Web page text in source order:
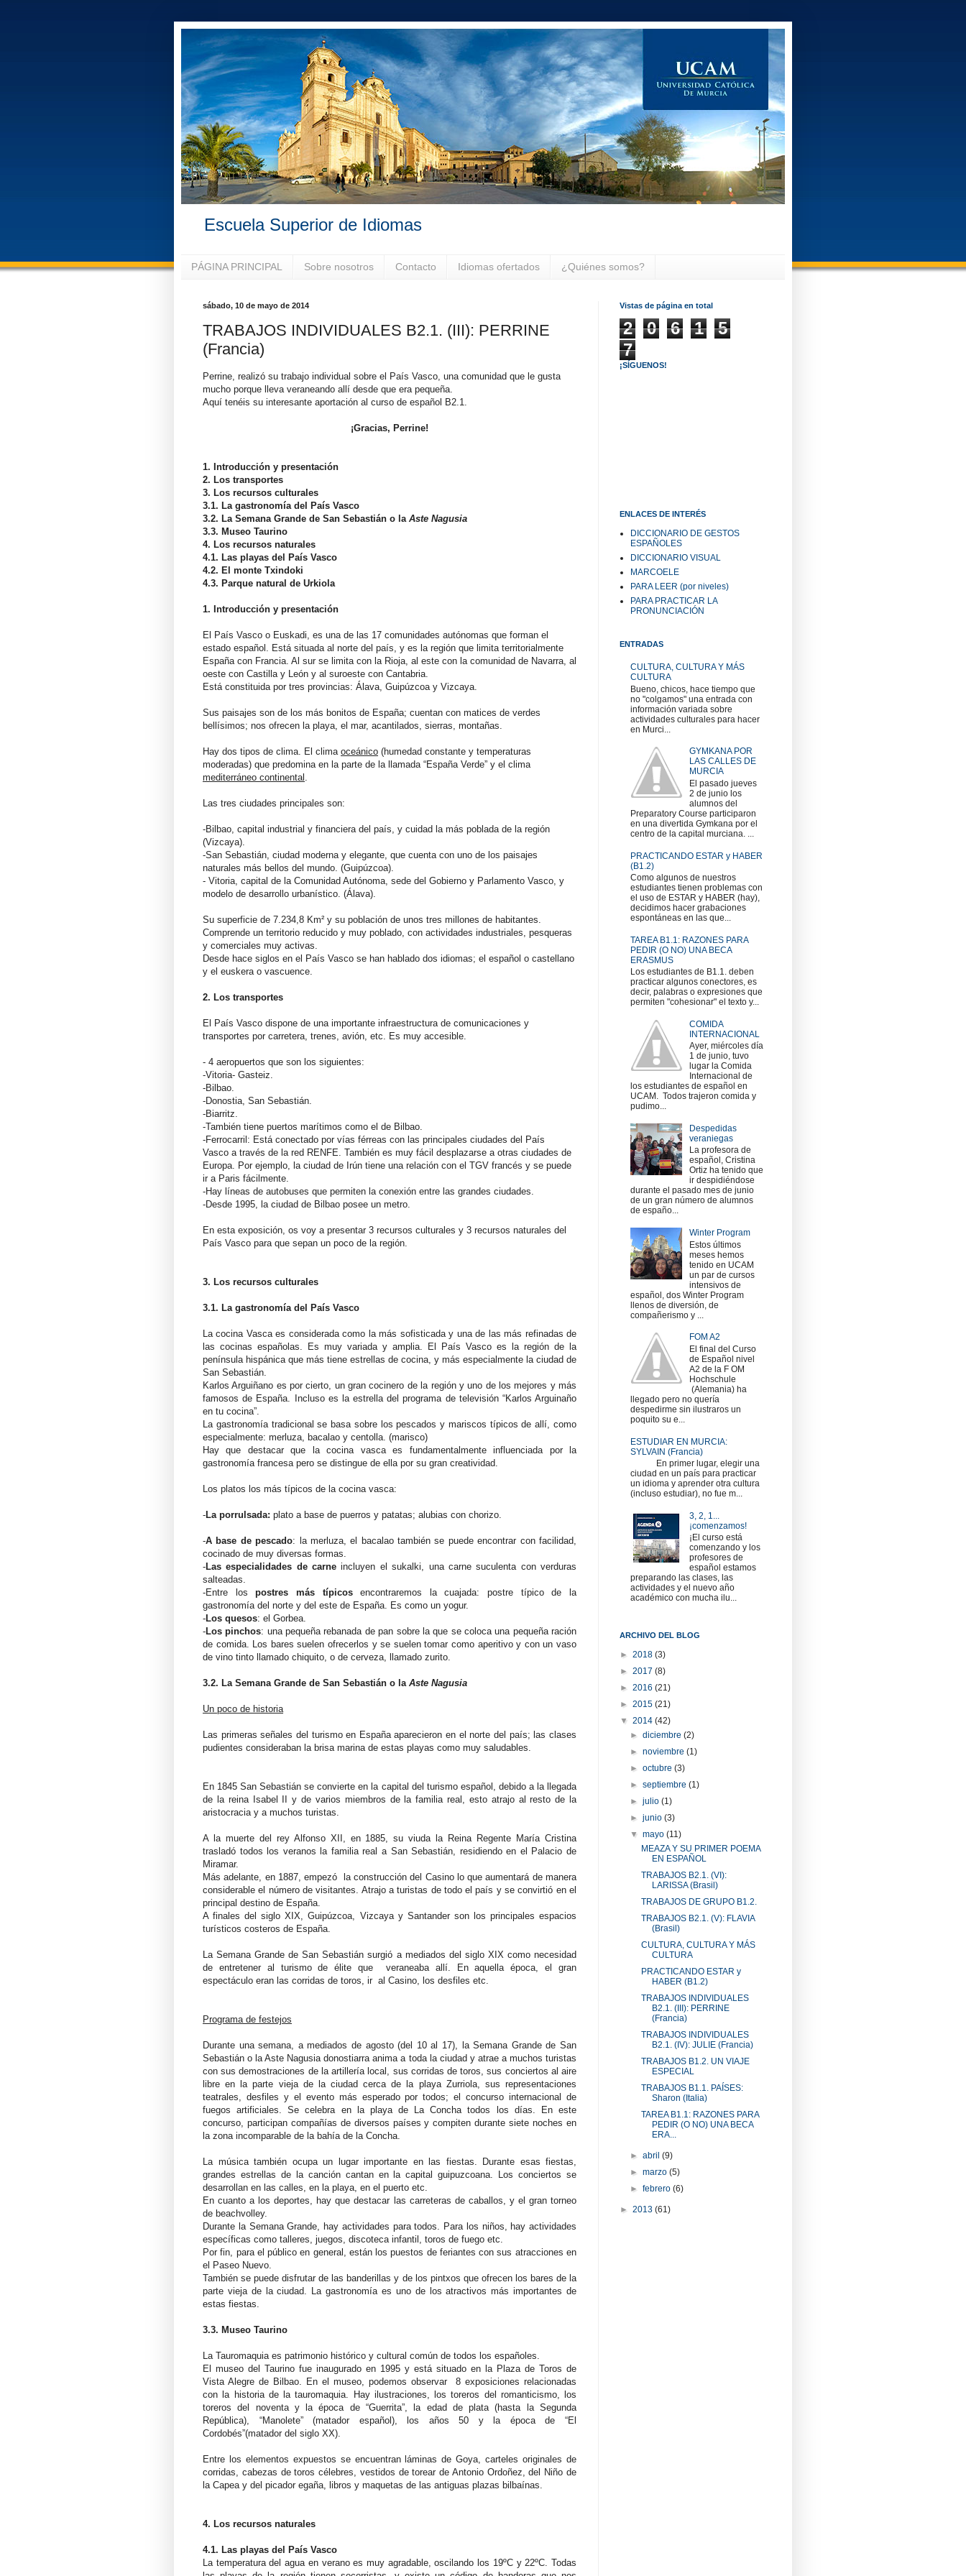
Escuela Superior de Idiomas
PÁGINA PRINCIPAL Sobre nosotros Contacto Idiomas ofertados ¿Quiénes somos?
sábado, 10 de mayo de 2014
TRABAJOS INDIVIDUALES B2.1. (III): PERRINE
(Francia)
Perrine, realizó su trabajo individual sobre el País Vasco, una comunidad que le gusta
mucho porque lleva veraneando allí desde que era pequeña.
Aquí tenéis su interesante aportación al curso de español B2.1.
¡Gracias, Perrine!
1. Introducción y presentación
2. Los transportes
3. Los recursos culturales
3.1. La gastronomía del País Vasco
3.2. La Semana Grande de San Sebastián o laAste Nagusia
3.3. Museo Taurino
4. Los recursos naturales
4.1. Las playas del País Vasco
4.2. El monte Txindoki
4.3. Parque natural de Urkiola
1. Introducción y presentación
El País Vasco o Euskadi, es una de las 17 comunidades autónomas que forman el
estado español. Está situada al norte del país, y es la región que limita territorialmente
España con Francia. Al sur se limita con la Rioja, al este con la comunidad de Navarra, al
oeste con Castilla y León y al suroeste con Cantabria.
Está constituida por tres provincias: Álava, Guipúzcoa y Vizcaya.
Sus paisajes son de los más bonitos de España; cuentan con matices de verdes
bellísimos; nos ofrecen la playa, el mar, acantilados, sierras, montañas.
Hay dos tipos de clima. El clima oceánico (humedad constante y temperaturas
moderadas) que predomina en la parte de la llamada “España Verde” y el clima
mediterráneo continental .
Las tres ciudades principales son:
-Bilbao, capital industrial y financiera del país, y cuidad la más poblada de la región
(Vizcaya).
-San Sebastián, ciudad moderna y elegante, que cuenta con uno de los paisajes
naturales más bellos del mundo. (Guipúzcoa).
- Vitoria, capital de la Comunidad Autónoma, sede del Gobierno y Parlamento Vasco, y
modelo de desarrollo urbanístico. (Álava).
Su superficie de 7.234,8 Km² y su población de unos tres millones de habitantes.
Comprende un territorio reducido y muy poblado, con actividades industriales, pesqueras
y comerciales muy activas.
Desde hace siglos en el País Vasco se han hablado dos idiomas; el español o castellano
y el euskera o vascuence.
2. Los transportes
El País Vasco dispone de una importante infraestructura de comunicaciones y
transportes por carretera, trenes, avión, etc. Es muy accesible.
- 4 aeropuertos que son los siguientes:
-Vitoria- Gasteiz.
-Bilbao.
-Donostia, San Sebastián.
-Biarritz.
-También tiene puertos marítimos como el de Bilbao.
-Ferrocarril: Está conectado por vías férreas con las principales ciudades del País
Vasco a través de la red RENFE. También es muy fácil desplazarse a otras ciudades de
Europa. Por ejemplo, la ciudad de Irún tiene una relación con el TGV francés y se puede
ir a Paris fácilmente.
-Hay líneas de autobuses que permiten la conexión entre las grandes ciudades.
-Desde 1995, la ciudad de Bilbao posee un metro.
En esta exposición, os voy a presentar 3 recursos culturales y 3 recursos naturales del
País Vasco para que sepan un poco de la región.
3. Los recursos culturales
3.1. La gastronomía del País Vasco
La cocina Vasca es considerada como la más sofisticada y una de las más refinadas de
las cocinas españolas. Es muy variada y amplia. El País Vasco es la región de la
península hispánica que más tiene estrellas de cocina, y más especialmente la ciudad de
San Sebastián.
Karlos Arguiñano es por cierto, un gran cocinero de la región y uno de los mejores y más
famosos de España. Incluso es la estrella del programa de televisión “Karlos Arguinaño
en tu cocina”.
La gastronomía tradicional se basa sobre los pescados y mariscos típicos de allí, como
especialmente: merluza, bacalao y centolla. (marisco)
Hay que destacar que la cocina vasca es fundamentalmente influenciada por la
gastronomía francesa pero se distingue de ella por su gran creatividad.
Los platos los más típicos de la cocina vasca:
-La porrulsada: plato a base de puerros y patatas; alubias con chorizo.
-A base de pescado: la merluza, el bacalao también se puede encontrar con facilidad,
cocinado de muy diversas formas.
-Las especialidades de carne incluyen el sukalki, una carne suculenta con verduras
salteadas.
-Entre lospostres más típicosencontraremos la cuajada:postre típico de la
gastronomía del norte y del este de España. Es como un yogur.
-Los quesos: el Gorbea.
-Los pinchos: una pequeña rebanada de pan sobre la que se coloca una pequeña ración
de comida. Los bares suelen ofrecerlos y se suelen tomar como aperitivo y con un vaso
de vino tinto llamado chiquito, o de cerveza, llamado zurito.
3.2. La Semana Grande de San Sebastián o la Aste Nagusia
Un poco de historia
Las primeras señales del turismo en España aparecieron en el norte del país; las clases
pudientes consideraban la brisa marina de estas playas como muy saludables.
En 1845 San Sebastián se convierte en la capital del turismo español, debido a la llegada
de la reina Isabel II y de varios miembros de la familia real, esto atrajo al resto de la
aristocracia y a muchos turistas.
A la muerte del rey Alfonso XII, en 1885, su viuda la Reina Regente María Cristina
trasladó todos los veranos la familia real a San Sebastián, residiendo en el Palacio de
Miramar.
Más adelante, en 1887, empezó la construcción del Casino lo que aumentará de manera
considerable el número de visitantes. Atrajo a turistas de todo el país y se convirtió en el
principal destino de España.
A finales del siglo XIX, Guipúzcoa, Vizcaya y Santander son los principales espacios
turísticos costeros de España.
La Semana Grande de San Sebastián surgió a mediados del siglo XIX como necesidad
de entretener al turismo de élite que veraneaba allí. En aquella época, el gran
espectáculo eran las corridas de toros, ir al Casino, los desfiles etc.
Programa de festejos
Durante una semana, a mediados de agosto (del 10 al 17), la Semana Grande de San
Sebastián o laAste Nagusia donostiarraanima a toda la ciudad y atrae a muchos turistas
con sus demostraciones de la artillería local, sus corridas de toros, sus conciertos al aire
libre en la parte vieja de la ciudad cerca de la playa Zurriola, sus representaciones
teatrales, desfiles y el evento más esperado por todos; elconcurso internacional de
fuegos artificiales. Se celebra en la playa de La Concha todos los días. En este
concurso, participan compañías de diversos países y compiten durante siete noches en
la zona incomparable de la bahía de la Concha.
La música también ocupa un lugar importante en las fiestas. Durante esas fiestas,
grandes estrellas de la canción cantan en la capital guipuzcoana. Los conciertos se
desarrollan en las calles, en la playa, en el puerto etc.
En cuanto a los deportes, hay que destacar las carreteras de caballos, y el gran torneo
de beachvolley.
Durante la Semana Grande, hay actividades para todos. Para los niños, hay actividades
específicas como talleres, juegos, discoteca infantil, toros de fuego etc.
Por fin, para el público en general, están los puestos de feriantes con sus atracciones en
el Paseo Nuevo.
También se puede disfrutar de las banderillas y de los pintxos que ofrecen los bares de la
parte vieja de la ciudad. La gastronomía es uno de los atractivos más importantes de
estas fiestas.
3.3. Museo Taurino
La Tauromaquia es patrimonio histórico y cultural común de todos los españoles.
El museo del Taurino fue inaugurado en 1995 y está situado en la Plaza de Toros de
Vista Alegre de Bilbao. En el museo, podemos observar 8 exposiciones relacionadas
con la historia de la tauromaquia.
Hay ilustraciones, los toreros del romanticismo, los
toreros del noventa y la época de “Guerrita”, la edad de plata (hasta la Segunda
República), “Manolete” (matador español), los años 50 y la época de “El
Cordobés”(matador del siglo XX).
Entre los elementos expuestos se encuentran láminas de Goya, carteles originales de
corridas, cabezas de toros célebres, vestidos de torear de Antonio Ordoñez, del Niño de
la Capea y del picador egaña, libros y maquetas de las antiguas plazas bilbaínas.
4. Los recursos naturales
4.1. Las playas del País Vasco
La temperatura del agua en verano es muy agradable, oscilando los 19ºC y 22ºC. Todas
Vistas de página en total
2 0 6 1
5
7
¡SÍGUENOS!
ENLACES DE INTERÉS
DICCIONARIO DE GESTOS
ESPAÑOLES
DICCIONARIO VISUAL
MARCOELE
PARA LEER (por niveles)
PARA PRACTICAR LA
PRONUNCIACIÓN
ENTRADAS
CULTURA, CULTURA Y MÁS
CULTURA
Bueno, chicos, hace tiempo que
no "colgamos" una entrada con
información variada sobre
actividades culturales para hacer
en Murci...
GYMKANA POR
LAS CALLES DE
MURCIA
El pasado jueves
2 de junio los
alumnos del
Preparatory Course participaron
en una divertida Gymkana por el
centro de la capital murciana. ...
PRACTICANDO ESTAR y HABER
(B1.2)
Como algunos de nuestros
estudiantes tienen problemas con
el uso de ESTAR y HABER (hay),
decidimos hacer grabaciones
espontáneas en las que...
TAREA B1.1: RAZONES PARA
PEDIR (O NO) UNA BECA
ERASMUS
Los estudiantes de B1.1. deben
practicar algunos conectores, es
decir, palabras o expresiones que
permiten "cohesionar" el texto y...
COMIDA
INTERNACIONAL
Ayer, miércoles día
1 de junio, tuvo
lugar la Comida
Internacional de
los estudiantes de español en
UCAM. Todos trajeron comida y
pudimo...
Despedidas
veraniegas
La profesora de
español, Cristina
Ortiz ha tenido que
ir despidiéndose
durante el pasado mes de junio
de un gran número de alumnos
de españo...
Winter Program
Estos últimos
meses hemos
tenido en UCAM
un par de cursos
intensivos de
español, dos Winter Program
llenos de diversión, de
compañerismo y ...
FOM A2
El final del Curso
de Español nivel
A2 de la F OM
Hochschule
(Alemania) ha
llegado pero no quería
despedirme sin ilustraros un
poquito su e...
ESTUDIAR EN MURCIA:
SYLVAIN (Francia)
En primer lugar, elegir una
ciudad en un país para practicar
un idioma y aprender otra cultura
(incluso estudiar), no fue m...
3, 2, 1...
¡comenzamos!
¡El curso está
comenzando y los
profesores de
español estamos
preparando las clases, las
actividades y el nuevo año
académico con mucha ilu...
ARCHIVO DEL BLOG
► 2018 (3)
► 2017 (8)
► 2016 (21)
► 2015 (21)
▼ 2014 (42)
►diciembre(2)
►noviembre(1)
►octubre(3)
►septiembre(1)
►julio(1)
►junio(3)
▼mayo(11)
MEAZA Y SU PRIMER POEMA
EN ESPAÑOL
TRABAJOS B2.1. (VI):
LARISSA (Brasil)
TRABAJOS DE GRUPO B1.2.
TRABAJOS B2.1. (V): FLAVIA
(Brasil)
CULTURA, CULTURA Y MÁS
CULTURA
PRACTICANDO ESTAR y
HABER (B1.2)
TRABAJOS INDIVIDUALES
B2.1. (III): PERRINE
(Francia)
TRABAJOS INDIVIDUALES
B2.1. (IV): JULIE (Francia)
TRABAJOS B1.2. UN VIAJE
ESPECIAL
TRABAJOS B1.1. PAÍSES:
Sharon (Italia)
TAREA B1.1: RAZONES PARA
PEDIR (O NO) UNA BECA
ERA...
►abril(9)
►marzo(5)
►febrero(6)
► 2013 (61)